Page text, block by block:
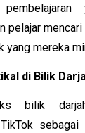
pelajar
yang mereka
di Bilik
bilik